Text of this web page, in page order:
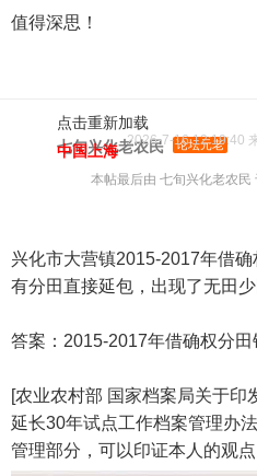
值得深思！
点击重新加载
七旬兴化老农民 论坛元老
2026-7-16 12:19:40
中国上海
本帖最后由 七旬兴化老农
兴化市大营镇2015-2017年借
有分田直接延包，出现了无田
答案：2015-2017年借确权分田
[农业农村部 国家档案局关于印
延长30年试点工作档案管理办
管理部分，可以印证本人的观点